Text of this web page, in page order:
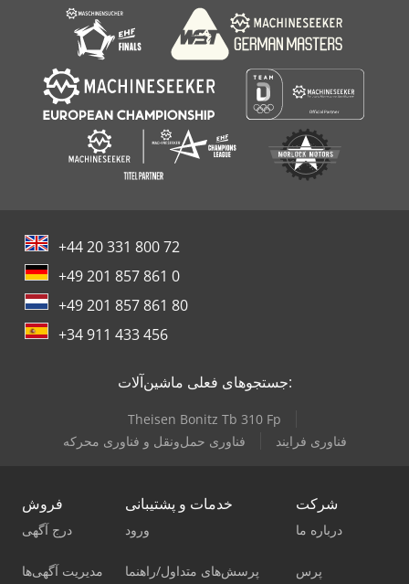
+44 20 331 800 72
+49 201 857 861 0
+49 201 857 861 80
+34 911 433 456
جستجوهای فعلی ماشین‌آلات:
Theisen Bonitz Tb 310 Fp
فناوری حمل‌ونقل و فناوری محرکه
فناوری فرایند
فروش
درج آگهی
مدیریت آگهی‌ها
خدمات و پشتیبانی
ورود
پرسش‌های متداول/راهنما
شرکت
درباره ما
پرس